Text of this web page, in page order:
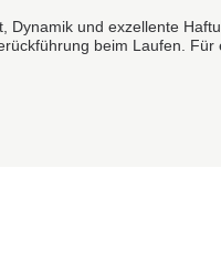
Dynamik und exzellente
beim Laufen. Für